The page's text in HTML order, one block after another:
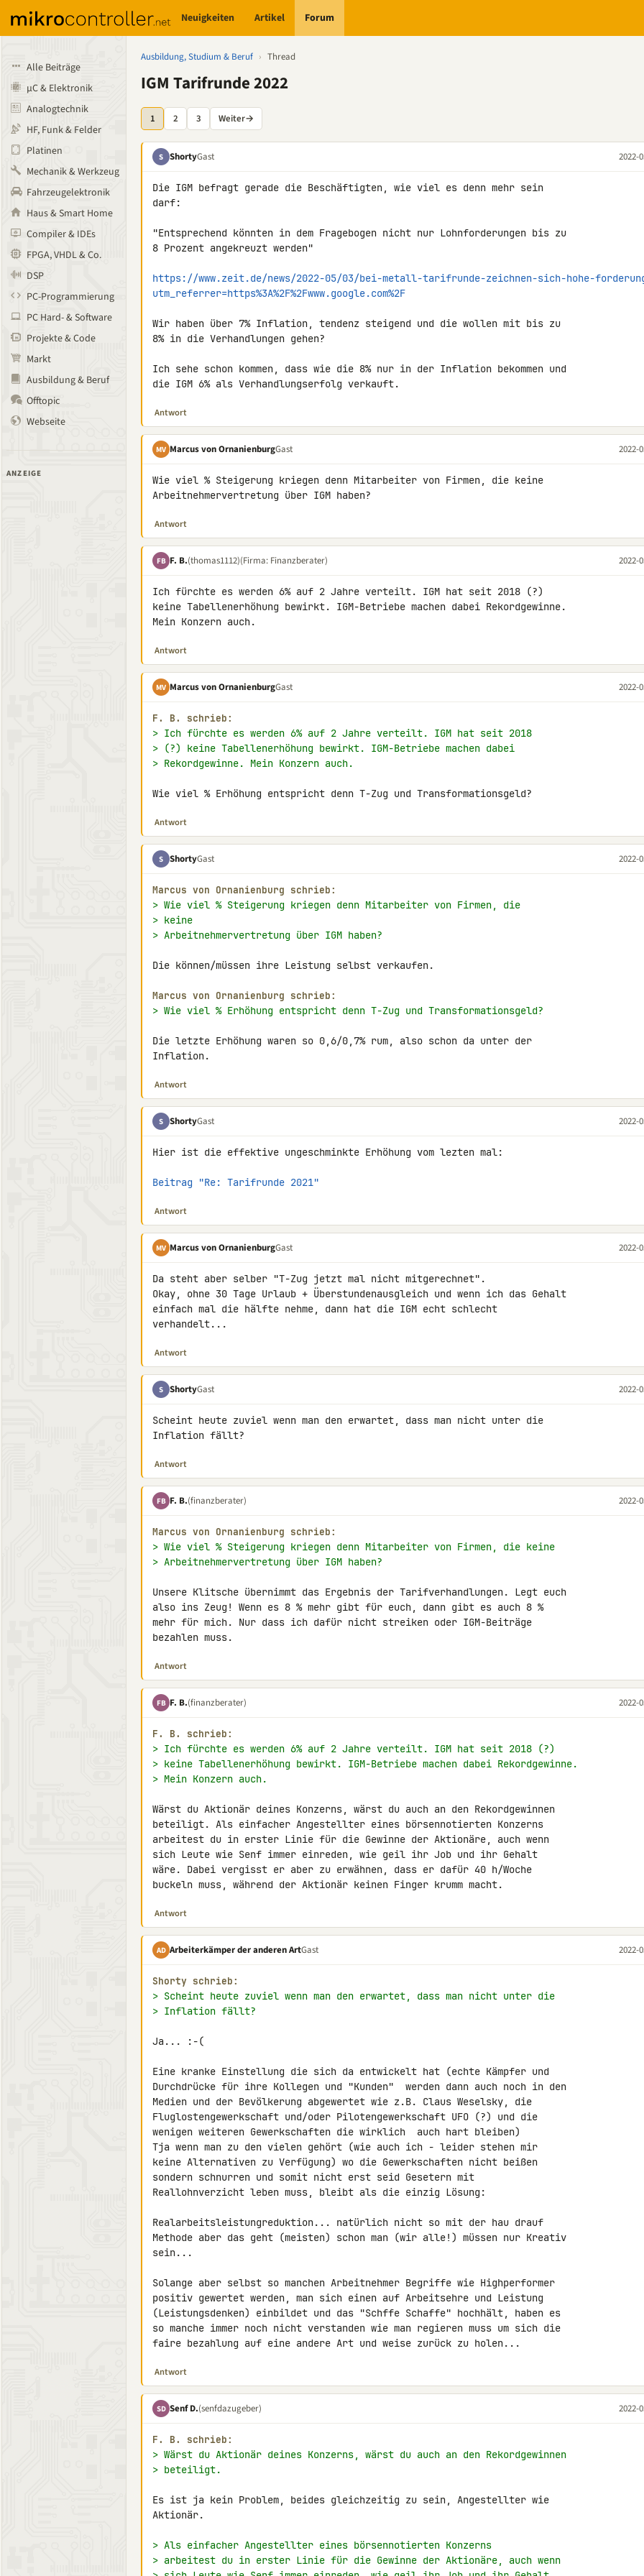
Neuigkeiten Artikel Forum
Alle Beiträge
µC & Elektronik
Analogtechnik
HF, Funk & Felder
Platinen
Mechanik & Werkzeug
Fahrzeugelektronik
Haus & Smart Home
Compiler & IDEs
FPGA, VHDL & Co.
DSP
PC-Programmierung
PC Hard- & Software
Projekte & Code
Markt
Ausbildung & Beruf
Offtopic
Webseite
ANZEIGE
Ausbildung, Studium & Beruf › Thread
IGM Tarifrunde 2022
1 2 3 Weiter→
S ShortyGast 2022-
Die IGM befragt gerade die Beschäftigten, wie viel es denn mehr sein
darf:
"Entsprechend könnten in dem Fragebogen nicht nur Lohnforderungen bis zu
8 Prozent angekreuzt werden"
https://www.zeit.de/news/2022-05/03/bei-metall-tarifrunde-zeichnen-sich-hohe-
utm_referrer=https%3A%2F%2Fwww.google.com%2F
Wir haben über 7% Inflation, tendenz steigend und die wollen mit bis zu
8% in die Verhandlungen gehen?
Ich sehe schon kommen, dass wie die 8% nur in der Inflation bekommen und
die IGM 6% als Verhandlungserfolg verkauft.
Antwort
MV Marcus von OrnanienburgGast 2022-
Wie viel % Steigerung kriegen denn Mitarbeiter von Firmen, die keine
Arbeitnehmervertretung über IGM haben?
Antwort
FB F. B.(thomas1112)(Firma: Finanzberater) 2022-
Ich fürchte es werden 6% auf 2 Jahre verteilt. IGM hat seit 2018 (?)
keine Tabellenerhöhung bewirkt. IGM-Betriebe machen dabei Rekordgewinne.
Mein Konzern auch.
Antwort
MV Marcus von OrnanienburgGast 2022-
F. B. schrieb:
> Ich fürchte es werden 6% auf 2 Jahre verteilt. IGM hat seit 2018
> (?) keine Tabellenerhöhung bewirkt. IGM-Betriebe machen dabei
> Rekordgewinne. Mein Konzern auch.
Wie viel % Erhöhung entspricht denn T-Zug und Transformationsgeld?
Antwort
S ShortyGast 2022-
Marcus von Ornanienburg schrieb:
> Wie viel % Steigerung kriegen denn Mitarbeiter von Firmen, die
> keine
> Arbeitnehmervertretung über IGM haben?
Die können/müssen ihre Leistung selbst verkaufen.
Marcus von Ornanienburg schrieb:
> Wie viel % Erhöhung entspricht denn T-Zug und Transformationsgeld?
Die letzte Erhöhung waren so 0,6/0,7% rum, also schon da unter der
Inflation.
Antwort
S ShortyGast 2022-
Hier ist die effektive ungeschminkte Erhöhung vom lezten mal:
Beitrag "Re: Tarifrunde 2021"
Antwort
MV Marcus von OrnanienburgGast 2022-
Da steht aber selber "T-Zug jetzt mal nicht mitgerechnet".
Okay, ohne 30 Tage Urlaub + Überstundenausgleich und wenn ich das Gehalt
einfach mal die hälfte nehme, dann hat die IGM echt schlecht
verhandelt...
Antwort
S ShortyGast 2022-
Scheint heute zuviel wenn man den erwartet, dass man nicht unter die
Inflation fällt?
Antwort
FB F. B.(finanzberater) 2022-
Marcus von Ornanienburg schrieb:
> Wie viel % Steigerung kriegen denn Mitarbeiter von Firmen, die keine
> Arbeitnehmervertretung über IGM haben?
Unsere Klitsche übernimmt das Ergebnis der Tarifverhandlungen. Legt euch
also ins Zeug! Wenn es 8 % mehr gibt für euch, dann gibt es auch 8 %
mehr für mich. Nur dass ich dafür nicht streiken oder IGM-Beiträge
bezahlen muss.
Antwort
FB F. B.(finanzberater) 2022-
F. B. schrieb:
> Ich fürchte es werden 6% auf 2 Jahre verteilt. IGM hat seit 2018 (?)
> keine Tabellenerhöhung bewirkt. IGM-Betriebe machen dabei Rekordgewinne.
> Mein Konzern auch.
Wärst du Aktionär deines Konzerns, wärst du auch an den Rekordgewinnen
beteiligt. Als einfacher Angestellter eines börsennotierten Konzerns
arbeitest du in erster Linie für die Gewinne der Aktionäre, auch wenn
sich Leute wie Senf immer einreden, wie geil ihr Job und ihr Gehalt
wäre. Dabei vergisst er aber zu erwähnen, dass er dafür 40 h/Woche
buckeln muss, während der Aktionär keinen Finger krumm macht.
Antwort
AD Arbeiterkämper der anderen ArtGast 2022-
Shorty schrieb:
> Scheint heute zuviel wenn man den erwartet, dass man nicht unter die
> Inflation fällt?
Ja... :-(
Eine kranke Einstellung die sich da entwickelt hat (echte Kämpfer und
Durchdrücke für ihre Kollegen und "Kunden"  werden dann auch noch in den
Medien und der Bevölkerung abgewertet wie z.B. Claus Weselsky, die
Fluglostengewerkschaft und/oder Pilotengewerkschaft UFO (?) und die
wenigen weiteren Gewerkschaften die wirklich  auch hart bleiben)
Tja wenn man zu den vielen gehört (wie auch ich - leider stehen mir
keine Alternativen zu Verfügung) wo die Gewerkschaften nicht beißen
sondern schnurren und somit nicht erst seid Gesetern mit
Reallohnverzicht leben muss, bleibt als die einzig Lösung:
Realarbeitsleistungreduktion... natürlich nicht so mit der hau drauf
Methode aber das geht (meisten) schon man (wir alle!) müssen nur Kreativ
sein...
Solange aber selbst so manchen Arbeitnehmer Begriffe wie Highperformer
positiv gewertet werden, man sich einen auf Arbeitsehre und Leistung
(Leistungsdenken) einbildet und das "Schffe Schaffe" hochhält, haben es
so manche immer noch nicht verstanden wie man regieren muss um sich die
faire bezahlung auf eine andere Art und weise zurück zu holen...
Antwort
SD Senf D.(senfdazugeber) 2022-
F. B. schrieb:
> Wärst du Aktionär deines Konzerns, wärst du auch an den Rekordgewinnen
> beteiligt.
Es ist ja kein Problem, beides gleichzeitig zu sein, Angestellter wie
Aktionär.
> Als einfacher Angestellter eines börsennotierten Konzerns
> arbeitest du in erster Linie für die Gewinne der Aktionäre, auch wenn